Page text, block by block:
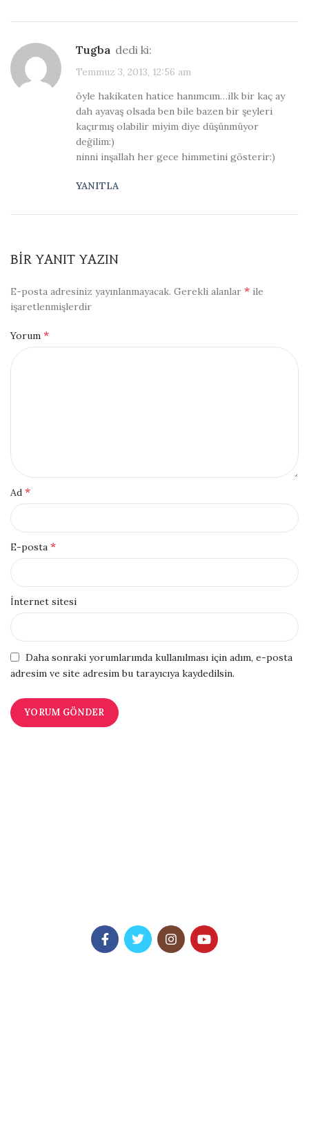
tugba dedi ki:
Temmuz 3, 2013, 12:56 am
öyle hakikaten hatice hanımcım…ilk bir kaç ay
dah ayavaş olsada ben bile bazen bir şeyleri
kaçırmış olabilir miyim diye düşünmüyor
değilim:)
ninni inşallah her gece himmetini gösterir:)
YANITLA
BIR YANIT YAZIN
E-posta adresiniz yayınlanmayacak. Gerekli alanlar * ile
işaretlenmişlerdir
Yorum *
Ad *
E-posta *
İnternet sitesi
Daha sonraki yorumlarımda kullanılması için adım, e-posta
adresim ve site adresim bu tarayıcıya kaydedilsin.